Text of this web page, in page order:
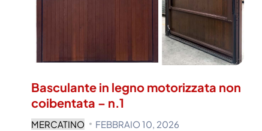
Basculante in legno motorizzata non
coibentata – n.1
MERCATINO FEBBRAIO 10, 2026